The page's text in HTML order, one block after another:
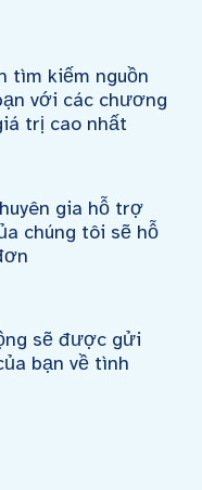
tìm kiếm nguồn
với các chương
trị cao nhất
gia hỗ trợ
chúng tôi sẽ hỗ
sẽ được gửi
bạn về tình